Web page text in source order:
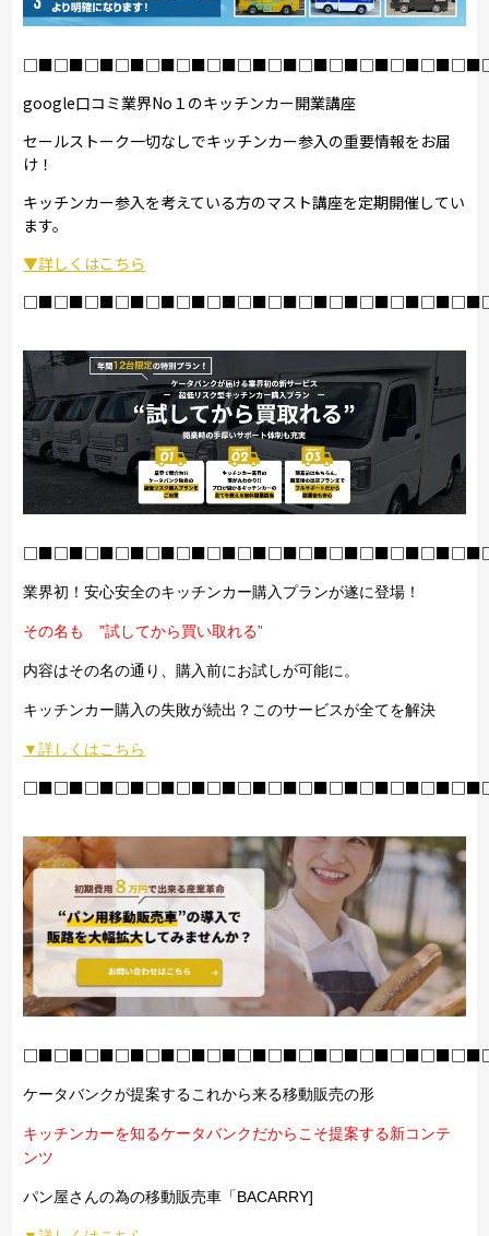
google口コミ業界No１のキッチンカー開業講座
セールストーク一切なしでキッチンカー参入の重要情報をお届
け！
キッチンカー参入を考えている方のマスト講座を定期開催してい
ます。
▼詳しくはこちら
業界初！安心安全のキッチンカー購入プランが遂に登場！
その名も ”試してから買い取れる”
内容はその名の通り、購入前にお試しが可能に。
キッチンカー購入の失敗が続出？このサービスが全てを解決
▼詳しくはこちら
ケータバンクが提案するこれから来る移動販売の形
キッチンカーを知るケータバンクだからこそ提案する新コンテ
ンツ
パン屋さんの為の移動販売車「BACARRY]